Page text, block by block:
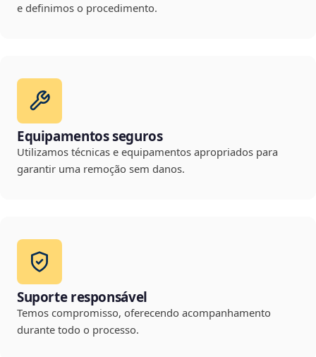
e definimos o procedimento.
Equipamentos seguros
Utilizamos técnicas e equipamentos apropriados para
garantir uma remoção sem danos.
Suporte responsável
Temos compromisso, oferecendo acompanhamento
durante todo o processo.